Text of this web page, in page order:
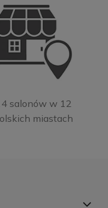
salonów w 12
miastach